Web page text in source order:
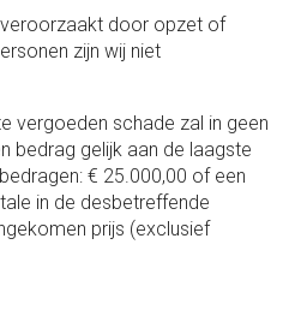
door opzet of
zijn wij niet
schade zal in geen
bedrag gelijk aan de laagste
€ 25.000,00 of een
in de desbetreffende
prijs (exclusief